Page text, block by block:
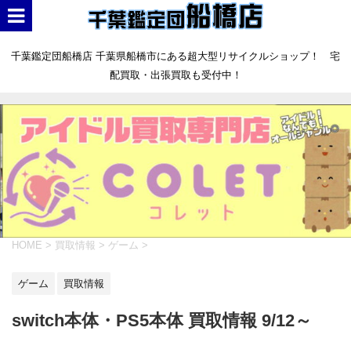
千葉鑑定団船橋店 千葉県船橋市にある超大型リサイクルショップ！ 宅
配買取・出張買取も受付中！
HOME > 買取情報 > ゲーム >
ゲーム 買取情報
switch本体・PS5本体 買取情報 9/12～